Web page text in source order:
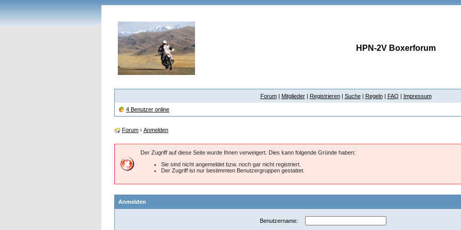
HPN-2V Boxerforum
Forum| Mitglieder| Registrieren| Suche| Regeln| FAQ | Impressum
4 Benutzer online
Forum › Anmelden
Der Zugriff auf diese Seite wurde Ihnen verweigert. Dies kann folgende Gründe haben:
Sie sind nicht angemeldet bzw. noch gar nicht registriert.
Der Zugriff ist nur bestimmten Benutzergruppen gestattet.
Anmelden
Benutzername: